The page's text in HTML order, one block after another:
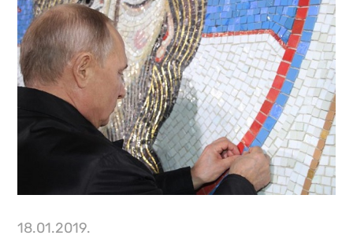
18.01.2019.